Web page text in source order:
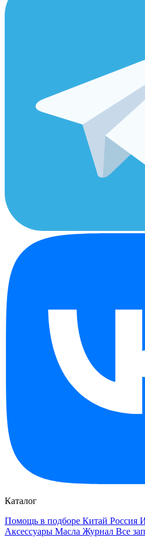
Каталог
Помощь в подборе Китай Россия
Аксессуары Масла Журнал Все